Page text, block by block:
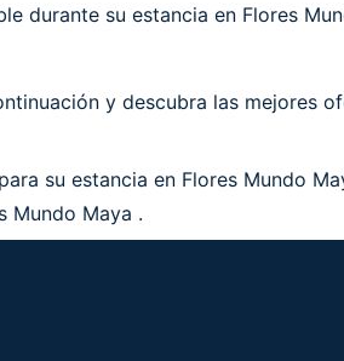
durante su estancia en Flores
y descubra las mejores
su estancia en Flores Mundo
Mundo Maya .